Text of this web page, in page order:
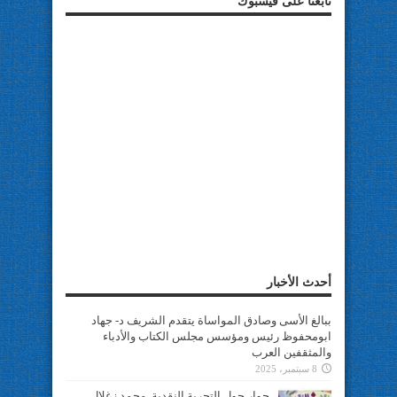
أحدث الأخبار
ببالغ الأسى وصادق المواساة يتقدم الشريف د- جهاد
ابومحفوظ رئيس ومؤسس مجلس الكتاب والأدباء
والمثقفين العرب
8 سبتمبر، 2025